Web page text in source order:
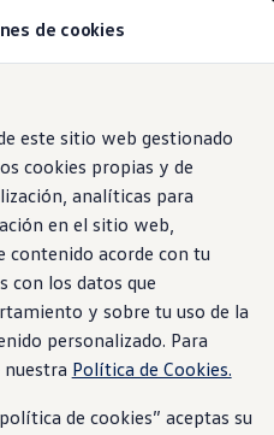
de cookies
este sitio web gestionado
cookies propias y de
analíticas para
en el sitio web,
acorde con tu
con los datos que
y sobre tu uso de la
personalizado. Para
Política de Cookies.
de cookies” aceptas su
Prensa
Information